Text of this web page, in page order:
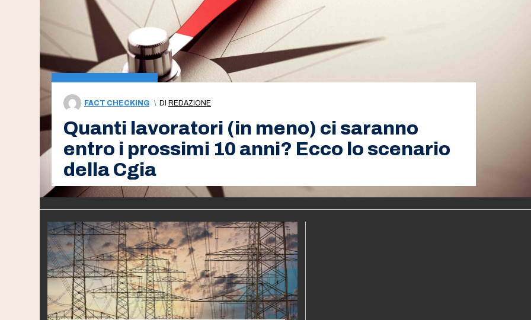
FACT CHECKING \ DI REDAZIONE
Quanti lavoratori (in meno) ci saranno
entro i prossimi 10 anni? Ecco lo scenario
della Cgia